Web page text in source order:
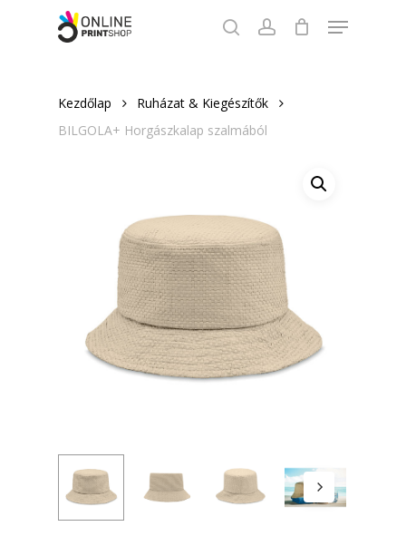
searchaccount
Menu
Kezdőlap
Ruházat & Kiegészítők
BILGOLA+ Horgászkalap szalmából